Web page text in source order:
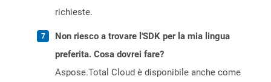
richieste.
Non riesco a trovare l'SDK per la mia lingua
preferita. Cosa dovrei fare?
Aspose.Total Cloud è disponibile anche come